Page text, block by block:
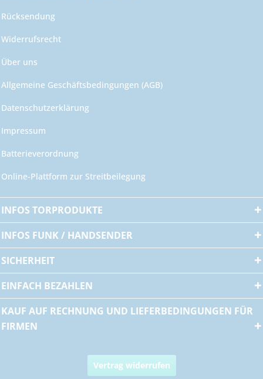
Rücksendung
Widerrufsrecht
Über uns
Allgemeine Geschäftsbedingungen (AGB)
Datenschutzerklärung
Impressum
Batterieverordnung
Online-Plattform zur Streitbeilegung
INFOS TORPRODUKTE
INFOS FUNK / HANDSENDER
SICHERHEIT
EINFACH BEZAHLEN
KAUF AUF RECHNUNG UND LIEFERBEDINGUNGEN FÜR
FIRMEN
Vertrag widerrufen